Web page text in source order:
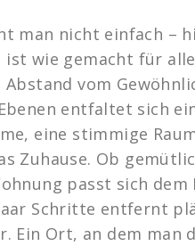
man nicht einfach –
ist wie gemacht für
Abstand vom
entfaltet sich
eine stimmige
Zuhause. Ob
passt sich
Schritte entfernt
Ein Ort, an dem man